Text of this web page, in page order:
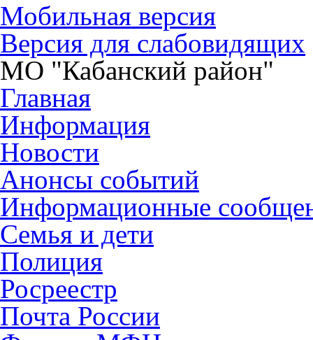
Мобильная версия
Версия для слабовидящих
МО "Кабанский район"
Главная
Информация
Новости
Анонсы событий
Информационные
Семья и дети
Полиция
Росреестр
Почта России